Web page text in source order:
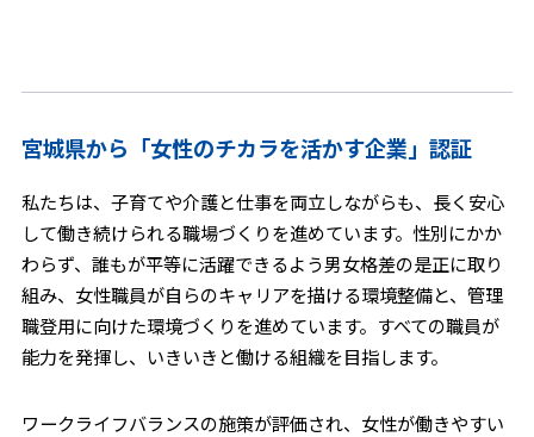
宮城県から「女性のチカラを活かす企業」認証
私たちは、子育てや介護と仕事を両立しながらも、長く安心
して働き続けられる職場づくりを進めています。性別にかか
わらず、誰もが平等に活躍できるよう男女格差の是正に取り
組み、女性職員が自らのキャリアを描ける環境整備と、管理
職登用に向けた環境づくりを進めています。すべての職員が
能力を発揮し、いきいきと働ける組織を目指します。
ワークライフバランスの施策が評価され、女性が働きやすい